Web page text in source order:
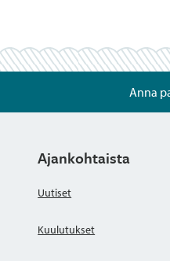
Anna
Ajankohtaista
Uutiset
Kuulutukset